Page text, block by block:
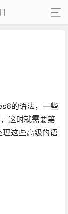
的语法，一些
这时就需要第
这些高级的语